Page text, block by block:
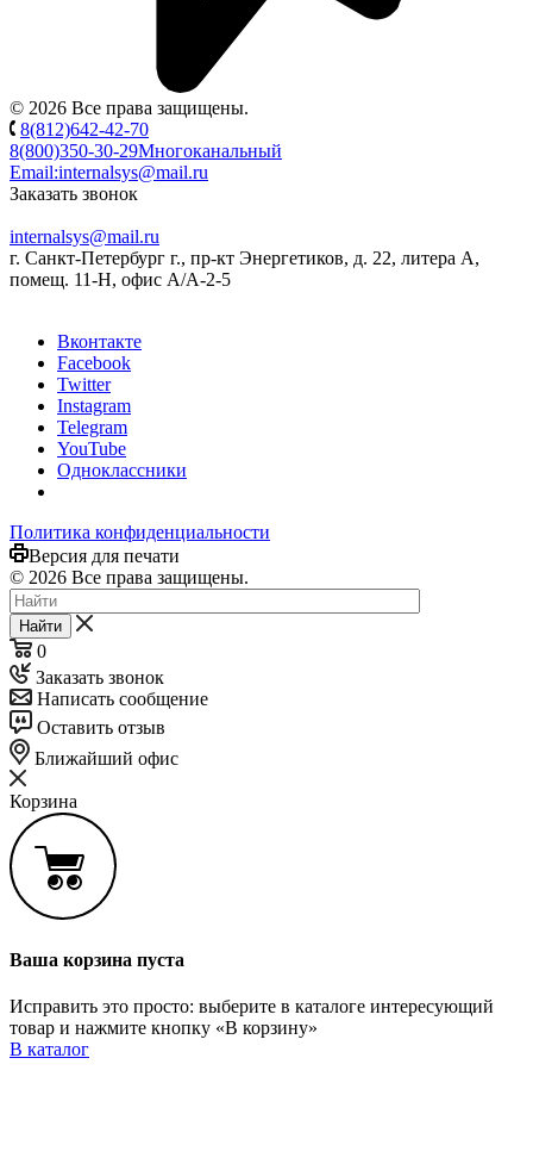
© 2026 Все права защищены.
8(812)642-42-70
8(800)350-30-29Многоканальный
Email:internalsys@mail.ru
Заказать звонок
internalsys@mail.ru
г. Санкт-Петербург г., пр-кт Энергетиков, д. 22, литера А,
помещ. 11-Н, офис А/А-2-5
Вконтакте
Facebook
Twitter
Instagram
Telegram
YouTube
Одноклассники
Политика конфиденциальности
Версия для печати
© 2026 Все права защищены.
Найти
0
Заказать звонок
Написать сообщение
Оставить отзыв
Ближайший офис
Корзина
Ваша корзина пуста
Исправить это просто: выберите в каталоге интересующий
товар и нажмите кнопку «В корзину»
В каталог